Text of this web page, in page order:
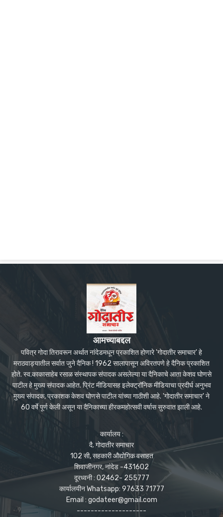
आमच्याबद्दल
पवित्र गोदा तिरावरून अर्थात नांदेडमधून प्रकाशित होणारे 'गोदातीर समाचार' हे
मराठवाड्यातील सर्वात जुने दैनिक ! 1962 सालापासून अविरतपणे हे दैनिक प्रकाशित
होते. स्व.काकासाहेब रसाळ संस्थापक संपादक असलेल्या या दैनिकाचे आता केशव घोणसे
पाटील हे मुख्य संपादक आहेत. प्रिंट मीडियासह इलेक्ट्रॉनिक मीडियाचा प्रदीर्घ अनुभव
मुख्य संपादक, प्रकाशक केशव घोणसे पाटील यांच्या गाठीशी आहे. 'गोदातीर समाचार' ने
60 वर्षे पूर्ण केली असून या दैनिकाच्या हीरकमहोत्सवी वर्षास सुरुवात झाली आहे.
कार्यालय :
दै. गोदातीर समाचार
102 सी, सहकारी औद्योगिक वसाहत
शिवाजीनगर, नांदेड -431602
दूरध्वनी : 02462- 255777
कार्यालयीन Whatsapp: 97633 71777
Email : godateer@gmail.com
--------------------